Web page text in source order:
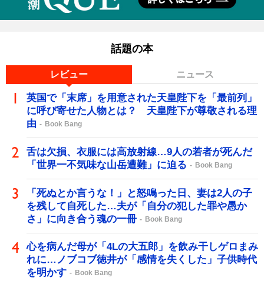
話題の本
レビュー ニュース
英国で「末席」を用意された天皇陛下を「最前列」
に呼び寄せた人物とは？ 天皇陛下が尊敬される理
由
Book Bang
舌は欠損、衣服には高放射線…9人の若者が死んだ
「世界一不気味な山岳遭難」に迫る
Book Bang
「死ぬとか言うな！」と怒鳴った日、妻は2人の子
を残して自死した…夫が「自分の犯した罪や愚か
さ」に向き合う魂の一冊
Book Bang
心を病んだ母が「4Lの大五郎」を飲み干しゲロまみ
れに…ノブコブ徳井が「感情を失くした」子供時代
を明かす
Book Bang